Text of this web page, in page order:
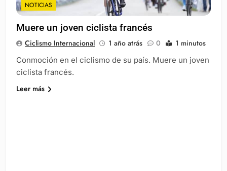
NOTICIAS
Muere un joven ciclista francés
Ciclismo Internacional 1 año atrás 0 1 minutos
Conmoción en el ciclismo de su país. Muere un joven
ciclista francés.
Leer más